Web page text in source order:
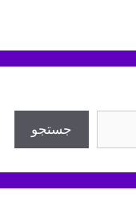
جستجو